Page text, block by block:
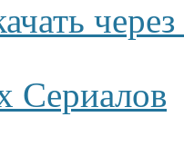
Сериалов